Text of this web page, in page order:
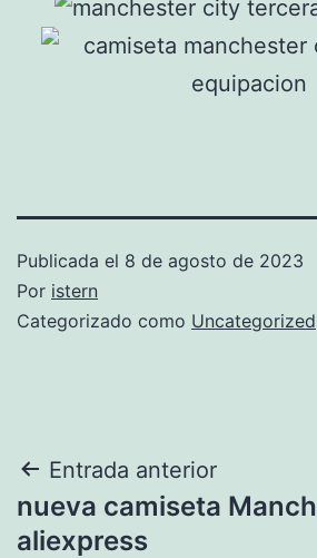
Publicada el 8 de agosto de 2023
Por istern
Categorizado como Uncategorized
Navegación
de
Entrada anterior
nueva camiseta
aliexpress